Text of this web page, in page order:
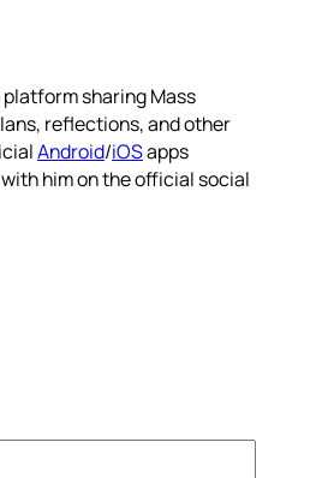
sharing Mass
reflections, and other
Android/iOSapps
him on the official social